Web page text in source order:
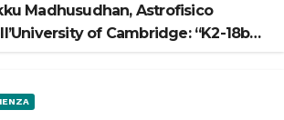
Madhusudhan, Astrofisico
of Cambridge: “K2-18b